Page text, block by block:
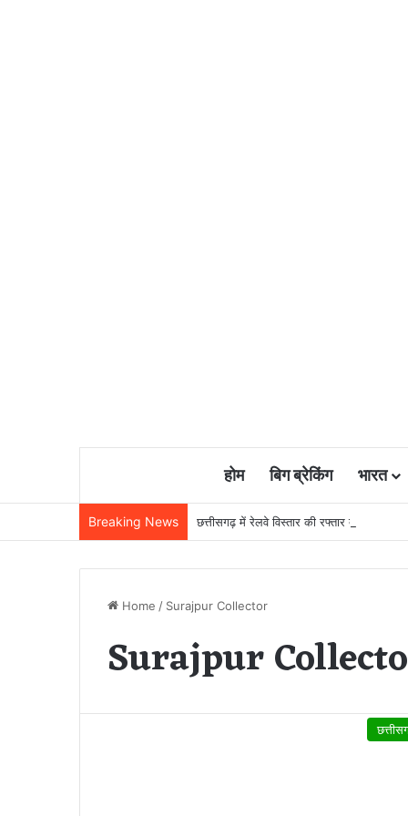
होम बिग ब्रेकिंग भारत
Breaking News छत्तीसगढ़ में रेलवे विस्तार की रफ्तार तेज, बजट
Home / Surajpur Collector
Surajpur